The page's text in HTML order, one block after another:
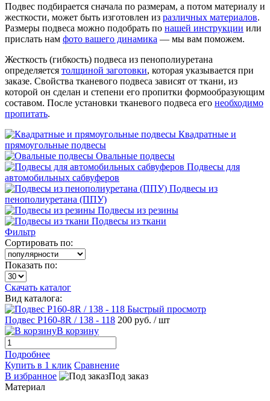
Подвес подбирается сначала по размерам, а потом материалу и
жесткости, может быть изготовлен из различных материалов.
Размеры подвеса можно подобрать по нашей инструкции или
прислать нам фото вашего динамика — мы вам поможем.
Жесткость (гибкость) подвеса из пенополиуретана
определяется толщиной заготовки, которая указывается при
заказе. Свойства тканевого подвеса зависят от ткани, из
которой он сделан и степени его пропитки формообразующим
составом. После установки тканевого подвеса его необходимо
пропитать.
Квадратные и
прямоугольные подвесы
Овальные подвесы
Подвесы для
автомобильных сабвуферов
Подвесы из
пенополиуретана (ППУ)
Подвесы из резины
Подвесы из ткани
Фильтр
Сортировать по:
Показать по:
Скачать каталог
Вид каталога:
Быстрый просмотр
Подвес P160-8R / 138 - 118 200 руб. / шт
В корзину
Подробнее
Купить в 1 клик Сравнение
В избранное
Под заказ
Материал